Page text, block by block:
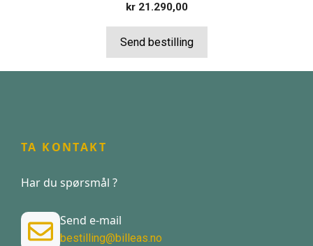
kr21.290,00
Send bestilling
TA KONTAKT
Har du spørsmål ?
Send e-mail
bestilling@billeas.no